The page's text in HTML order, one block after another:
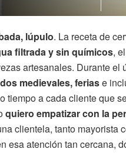
lúpulo. La receta de
filtrada y sin químicos,
artesanales. Durante el
medievales, feriase
tiempo a cada cliente que
quiero empatizar con la
clientela, tanto
esa atención tan cercana,